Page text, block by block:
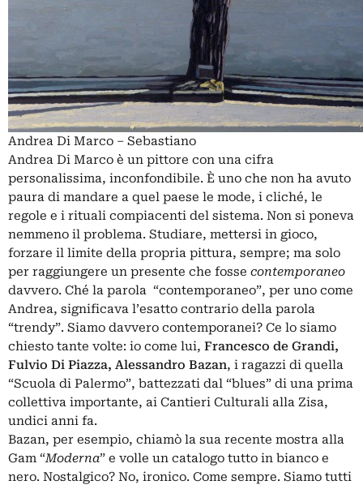
Andrea Di Marco – Sebastiano
Andrea Di Marco è un pittore con una cifra
personalissima, inconfondibile. È uno che non ha avuto
paura di mandare a quel paese le mode, i cliché, le
regole e i rituali compiacenti del sistema. Non si poneva
nemmeno il problema. Studiare, mettersi in gioco,
forzare il limite della propria pittura, sempre; ma solo
per raggiungere un presente che fosse contemporaneo
davvero. Ché la parola “contemporaneo”, per uno come
Andrea, significava l’esatto contrario della parola
“trendy”. Siamo davvero contemporanei? Ce lo siamo
chiesto tante volte: io come lui, Francesco de Grandi,
Fulvio Di Piazza, Alessandro Bazan, i ragazzi di quella
“Scuola di Palermo”, battezzati dal “blues” di una prima
collettiva importante, ai Cantieri Culturali alla Zisa,
undici anni fa.
Bazan, per esempio, chiamò la sua recente mostra alla
Gam “Moderna” e volle un catalogo tutto in bianco e
nero. Nostalgico? No, ironico. Come sempre. Siamo tutti